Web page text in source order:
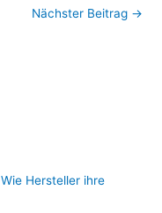
Nächster Beitrag →
Hersteller ihre